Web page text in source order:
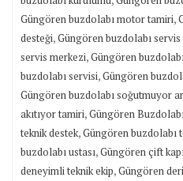
Güngören buzdolabı motor tamiri,
desteği,Güngören buzdolabı
servis merkezi,Güngören
buzdolabı servisi,Güngören
Güngören buzdolabı soğutmuyor
akıtıyor tamiri,Güngören
teknik destek,Güngören buzdolabı
buzdolabı ustası,Güngören çift
deneyimli teknik ekip,Güngören